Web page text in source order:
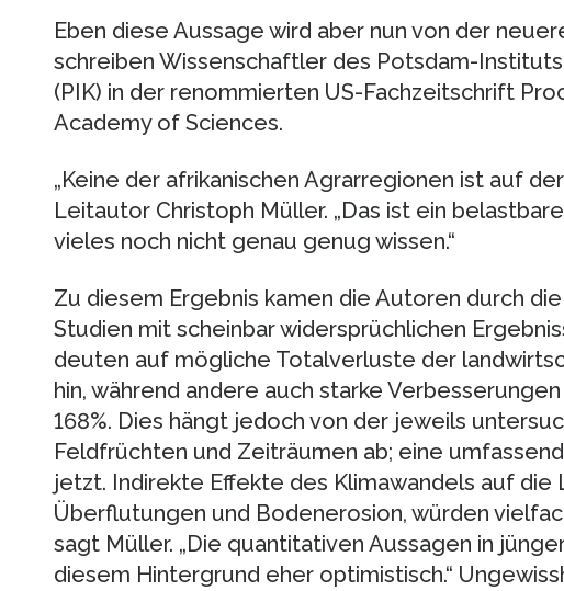
Eben diese Aussage wird aber nun von der
schreiben Wissenschaftler des Potsdam-
(PIK) in der renommierten US-Fachzeitschrift
Academy of Sciences.
„Keine der afrikanischen Agrarregionen ist auf
Leitautor Christoph Müller. „Das ist ein
vieles noch nicht genau genug wissen.“
Zu diesem Ergebnis kamen die Autoren durch
Studien mit scheinbar widersprüchlichen
deuten auf mögliche Totalverluste der
hin, während andere auch starke
168%. Dies hängt jedoch von der jeweils
Feldfrüchten und Zeiträumen ab; eine
jetzt. Indirekte Effekte des Klimawandels auf die
Überflutungen und Bodenerosion, würden
sagt Müller. „Die quantitativen Aussagen in
diesem Hintergrund eher optimistisch.“